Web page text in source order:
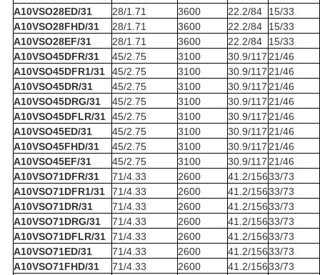
A10VSO28ED/31
28/1.71 3600 22.2/84
15/33
A10VSO28FHD/31
28/1.71 3600 22.2/84
15/33
A10VSO28EF/31
28/1.71 3600 22.2/84
15/33
A10VSO45DFR/31
45/2.75 3100 30.9/11721/46
A10VSO45DFR1/31
45/2.75 3100 30.9/11721/46
A10VSO45DR/31
45/2.75 3100 30.9/11721/46
A10VSO45DRG/31
45/2.75 3100 30.9/11721/46
A10VSO45DFLR/31 45/2.75 3100 30.9/11721/46
A10VSO45ED/31
45/2.75 3100 30.9/11721/46
A10VSO45FHD/31
45/2.75 3100 30.9/11721/46
A10VSO45EF/31
45/2.75 3100 30.9/11721/46
A10VSO71DFR/31
71/4.33 2600 41.2/15633/73
A10VSO71DFR1/31
71/4.33 2600 41.2/15633/73
A10VSO71DR/31
71/4.33 2600 41.2/15633/73
A10VSO71DRG/31
71/4.33 2600 41.2/15633/73
A10VSO71DFLR/31 71/4.33 2600 41.2/15633/73
A10VSO71ED/31
71/4.33 2600 41.2/15633/73
A10VSO71FHD/31
71/4.33 2600 41.2/15633/73